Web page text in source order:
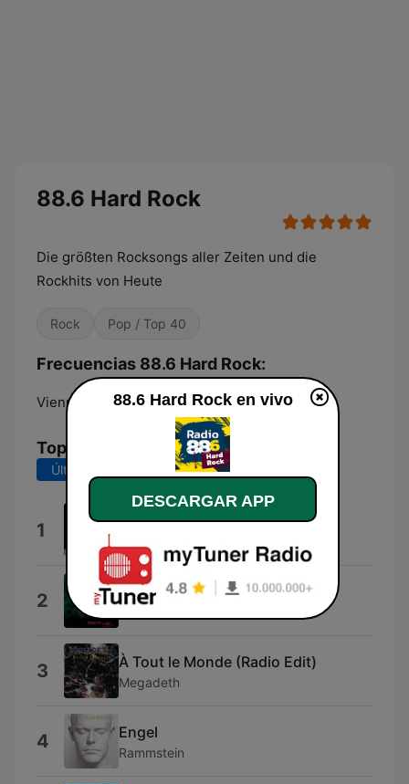
88.6 Hard Rock
Die größten Rocksongs aller Zeiten und die
Rockhits von Heute
Rock Pop / Top 40
Frecuencias 88.6 Hard Rock:
Vienna: 88.6 FM
Top Canciones
Últimos 7 días Últimos 30 días
1 Spoonman
2 Open Your Eyes
3 À Tout le Monde (Radio Edit)
Megadeth
4 Engel
Rammstein
88.6 Hard Rock en vivo
DESCARGAR APP